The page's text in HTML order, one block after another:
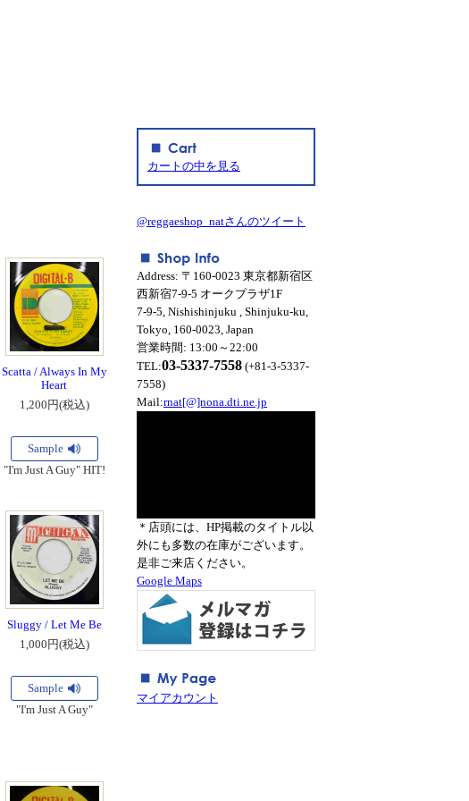
Scatta / Always In My
Heart
1,200円(税込)
Sample
"I'm Just A Guy" HIT!
Sluggy / Let Me Be
1,000円(税込)
Sample
"I'm Just A Guy"
カートの中を見る
@reggaeshop_natさんのツイート
Address: 〒160-0023 東京都新宿区
西新宿7-9-5 オークプラザ1F
7-9-5, Nishishinjuku , Shinjuku-ku,
Tokyo, 160-0023, Japan
営業時間: 13:00～22:00
TEL:03-5337-7558 (+81-3-5337-
7558)
Mail:rnat[@]nona.dti.ne.jp
＊店頭には、HP掲載のタイトル以
外にも多数の在庫がございます。
是非ご来店ください。
Google Maps
マイアカウント